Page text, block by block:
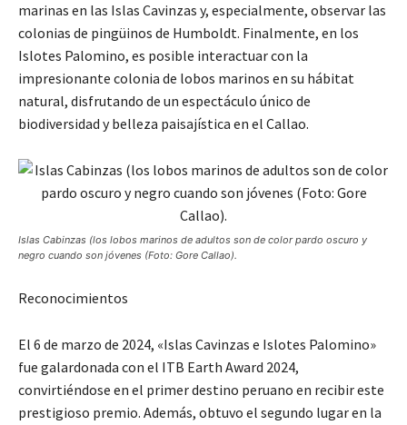
marinas en las Islas Cavinzas y, especialmente, observar las
colonias de pingüinos de Humboldt. Finalmente, en los
Islotes Palomino, es posible interactuar con la
impresionante colonia de lobos marinos en su hábitat
natural, disfrutando de un espectáculo único de
biodiversidad y belleza paisajística en el Callao.
Islas Cabinzas (los lobos marinos de adultos son de color pardo oscuro y
negro cuando son jóvenes (Foto: Gore Callao).
Reconocimientos
El 6 de marzo de 2024, «Islas Cavinzas e Islotes Palomino»
fue galardonada con el ITB Earth Award 2024,
convirtiéndose en el primer destino peruano en recibir este
prestigioso premio. Además, obtuvo el segundo lugar en la